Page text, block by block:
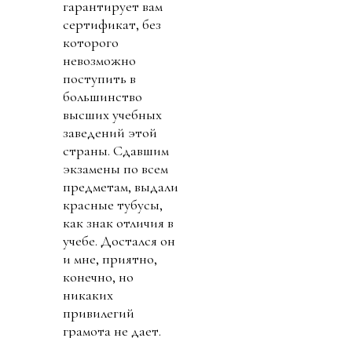
гарантирует вам
сертификат, без
которого
невозможно
поступить в
большинство
высших учебных
заведений этой
страны. Сдавшим
экзамены по всем
предметам, выдали
красные тубусы,
как знак отличия в
учебе. Достался он
и мне, приятно,
конечно, но
никаких
привилегий
грамота не дает.